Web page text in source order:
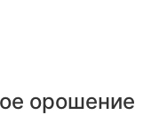
орошение